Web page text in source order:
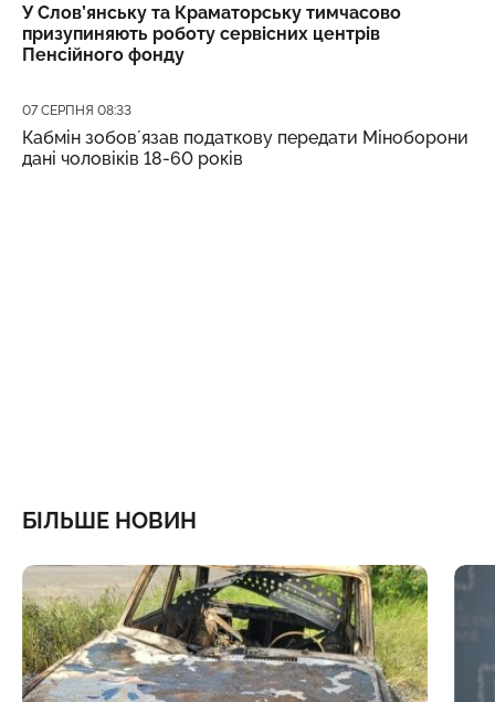
У Слов’янську та Краматорську тимчасово
призупиняють роботу сервісних центрів
Пенсійного фонду
Дата публікації
07 СЕРПНЯ 08:33
Кабмін зобовʼязав податкову передати Міноборони
дані чоловіків 18-60 років
БІЛЬШЕ НОВИН